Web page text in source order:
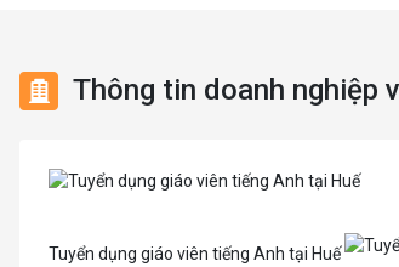
Ngân hàng
Nhân sự
Nội ngoại thất
Việc làm Phường Phú Xuân
Việc làm Phường Dương Nỗ
Thông tin doanh nghiệp
Tuyển dụng giáo viên tiếng Anh tại Huế